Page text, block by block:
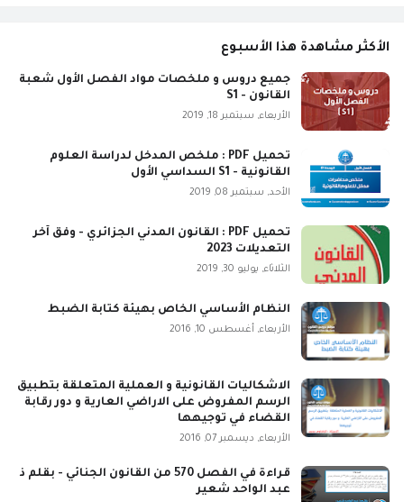
الأكثر مشاهدة هذا الأسبوع
جميع دروس و ملخصات مواد الفصل الأول شعبة
القانون - S1
الأربعاء, سبتمبر 18, 2019
تحميل PDF : ملخص المدخل لدراسة العلوم
القانونية - S1 السداسي الأول
الأحد, سبتمبر 08, 2019
تحميل PDF : القانون المدني الجزائري - وفق آخر
التعديلات 2023
الثلاثاء, يوليو 30, 2019
النظام الأساسي الخاص بهيئة كتابة الضبط
الأربعاء, أغسطس 10, 2016
الاشكاليات القانونية و العملية المتعلقة بتطبيق
الرسم المفروض على الاراضي العارية و دور رقابة
القضاء في توجيهها
الأربعاء, ديسمبر 07, 2016
قراءة في الفصل 570 من القانون الجنائي - بقلم ذ
عبد الواحد شعير